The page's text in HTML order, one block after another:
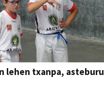
lehen txanpa, asteburu